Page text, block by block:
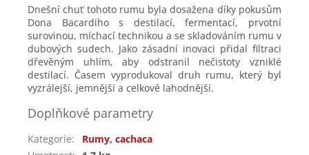
Dnešní chuť tohoto rumu byla dosažena díky pokusům
Dona Bacardiho s destilací, fermentací, prvotní
surovinou, míchací technikou a se skladováním rumu v
dubových sudech. Jako zásadní inovaci přidal filtraci
dřevěným uhlím, aby odstranil nečistoty vzniklé
destilací. Časem vyprodukoval druh rumu, který byl
vyzrálejší, jemnější a celkově lahodnější.
Doplňkové parametry
Kategorie:
Rumy, cachaca